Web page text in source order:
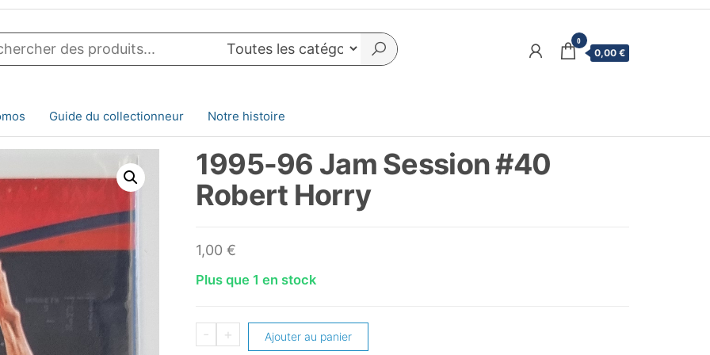
0
0,00 €
Guide du collectionneur Notre histoire
1995-96 Jam Session #40
Robert Horry
1,00 €
Plus que 1 en stock
-
quantité
+ Ajouter au panier